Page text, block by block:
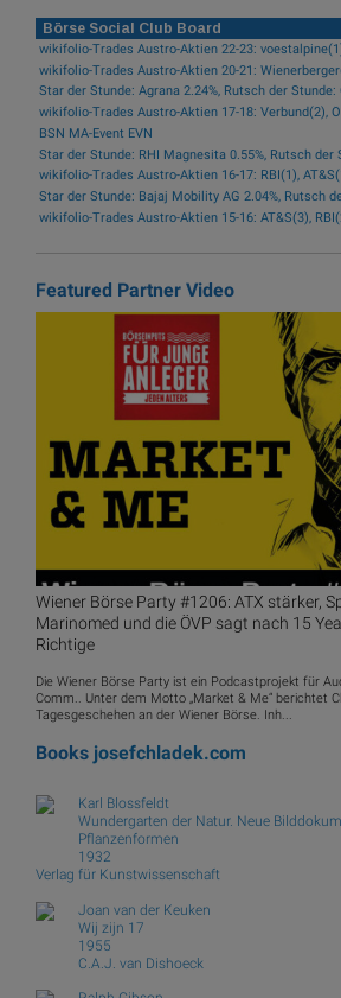
Börse Social Club Board
wikifolio-Trades Austro-Aktien 22-23:
wikifolio-Trades Austro-Aktien 20-21:
Star der Stunde: Agrana 2.24%, Rutsch der Stunde:
wikifolio-Trades Austro-Aktien 17-18: Verbund(2),
BSN MA-Event EVN
Star der Stunde: RHI Magnesita 0.55%, Rutsch der
Star der Stunde: Bajaj Mobility AG 2.04%, Rutsch
Featured Partner Video
Wiener Börse Party #1206: ATX stärker,
Marinomed und die ÖVP sagt nach 15
Richtige
Die Wiener Börse Party ist ein Podcastprojekt für
Comm.. Unter dem Motto „Market & Me“ berichtet
Tagesgeschehen an der Wiener Börse. Inh...
Books josefchladek.com
Karl Blossfeldt
Wundergarten der Natur. Neue
Pflanzenformen
1932
Verlag für Kunstwissenschaft
Joan van der Keuken
Wij zijn 17
1955
C.A.J. van Dishoeck